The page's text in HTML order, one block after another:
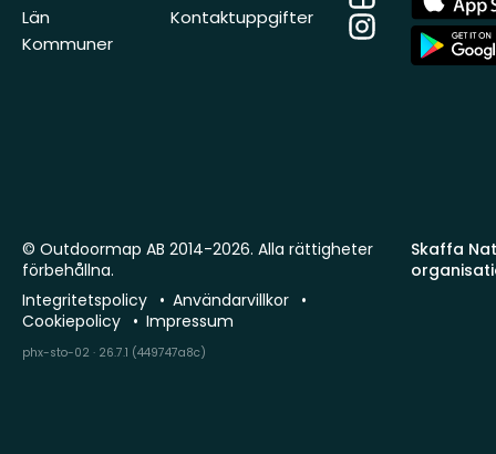
Län
Kommuner
Kontaktuppgifter
InstagramStore
App
Store
Skaffa
© Outdoormap AB 2014-2026. Alla rättigheter
förbehållna.
Integritetspolicy
Användarvillkor
Cookiepolicy
Impressum
phx-sto-02 · 26.7.1 (449747a8c)